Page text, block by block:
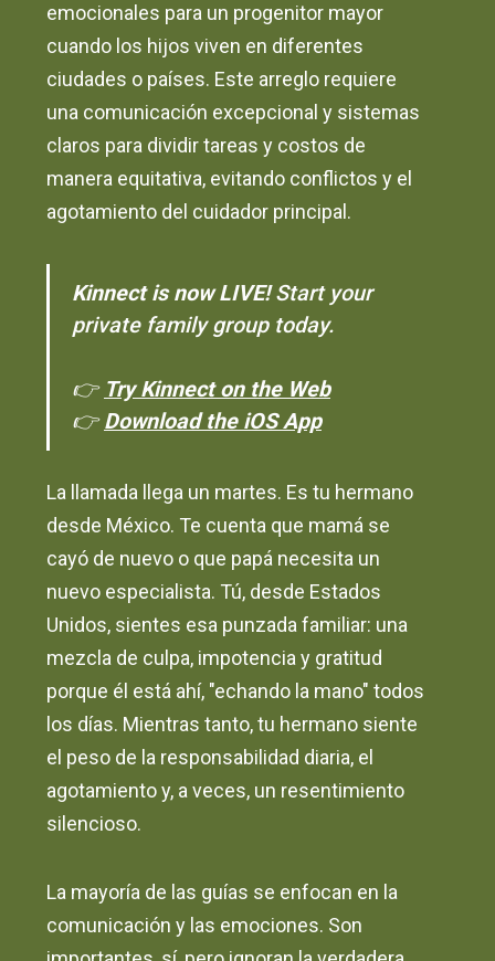
emocionales para un progenitor mayor
cuando los hijos viven en diferentes
ciudades o países. Este arreglo requiere
una comunicación excepcional y sistemas
claros para dividir tareas y costos de
manera equitativa, evitando conflictos y el
agotamiento del cuidador principal.
Kinnect is now LIVE!Start your
private family group today.
👉 Try Kinnect on the Web
👉Download the iOS App
La llamada llega un martes. Es tu hermano
desde México. Te cuenta que mamá se
cayó de nuevo o que papá necesita un
nuevo especialista. Tú, desde Estados
Unidos, sientes esa punzada familiar: una
mezcla de culpa, impotencia y gratitud
porque él está ahí, "echando la mano" todos
los días. Mientras tanto, tu hermano siente
el peso de la responsabilidad diaria, el
agotamiento y, a veces, un resentimiento
silencioso.
La mayoría de las guías se enfocan en la
comunicación y las emociones. Son